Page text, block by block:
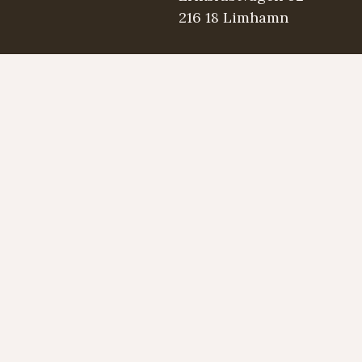
216 18 Limhamn